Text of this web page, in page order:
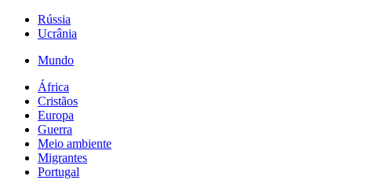
Rússia
Ucrânia
Mundo
África
Cristãos
Europa
Guerra
Meio ambiente
Migrantes
Portugal